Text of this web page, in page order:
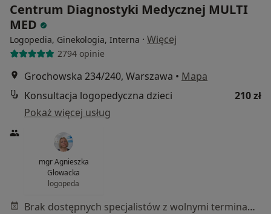
Centrum Diagnostyki Medycznej MULTI
MED
Logopedia, Ginekologia, Interna · Więcej
2794 opinie
Grochowska 234/240, Warszawa • Mapa
Konsultacja logopedyczna dzieci
210 zł
Pokaż więcej usług
mgr Agnieszka
Głowacka
logopeda
Brak dostępnych specjalistów z wolnymi terminami w tym centrum medycznym.